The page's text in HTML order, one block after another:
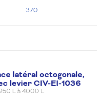
370
640
650
latéral octogonale,
levier CIV-EI-1036
L à 4000 L